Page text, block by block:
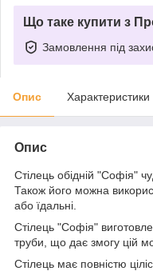
Що таке купити з
Замовлення під
Опис Характеристики
Опис
Стілець обідній "Софія"
Також його можна
або їдальні.
Стілець "Софія"
труби, що дає змогу цій
Стілець має повністю